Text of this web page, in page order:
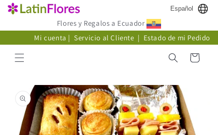
directamente
Español
Flores y Regalos a Ecuador
Mi cuenta | Servicio al Cliente | Estado de mi Pedido
Carrito
directamente
información
del producto